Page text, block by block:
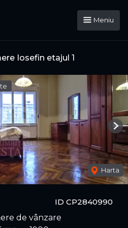
Meniu
Iosefin etajul 1
ID CP2840990
de vânzare
Harta